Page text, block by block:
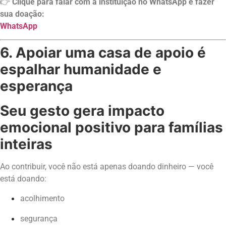
sua doação:
WhatsApp
6. Apoiar uma casa de apoio é
espalhar humanidade e
esperança
Seu gesto gera impacto
emocional positivo para famílias
inteiras
Ao contribuir, você não está apenas doando dinheiro — você
está doando:
acolhimento
segurança